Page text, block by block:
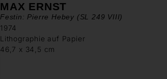
MAX ERNST
Festin: Pierre Hebey (SL 249 VIII)
1974
Lithographie auf Papier
46,7 x 34,5 cm